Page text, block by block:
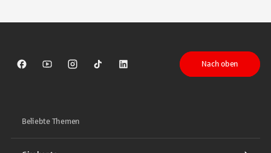
Sparkasse auf Facebook
Sparkasse auf Youtube
Sparkasse auf Instagram
Sparkasse auf TikTok
Sparkasse auf LinkedIn
Nach oben
Beliebte Themen